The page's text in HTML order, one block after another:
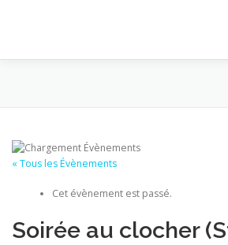
PAROISSE LE MAGASIN
« Tous les Évènements
Cet évènement est passé.
Soirée au clocher